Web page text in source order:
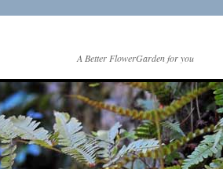
A Better FlowerGarden for you